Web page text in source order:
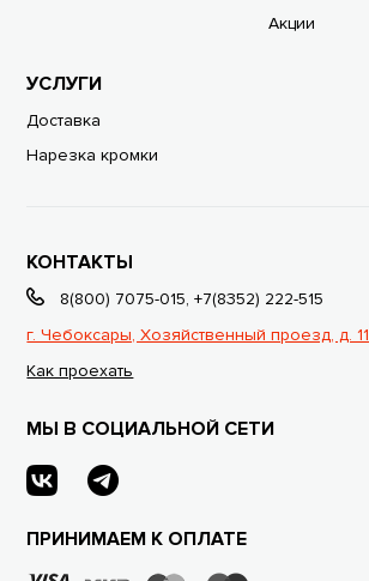
Акции
УСЛУГИ
Доставка
Нарезка кромки
КОНТАКТЫ
8(800) 7075-015,+7(8352) 222-515
г. Чебоксары, Хозяйственный проезд, д. 11
Как проехать
МЫ В СОЦИАЛЬНОЙ СЕТИ
ПРИНИМАЕМ К ОПЛАТЕ